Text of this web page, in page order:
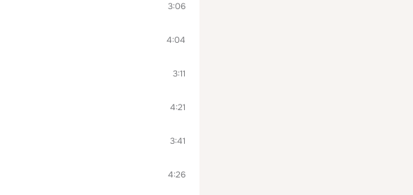
3:06
4:04
3:11
4:21
3:41
4:26